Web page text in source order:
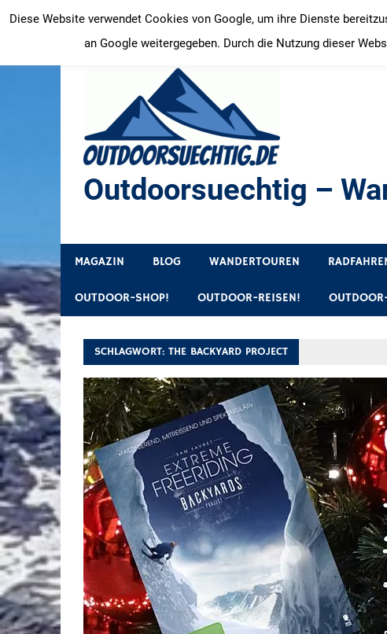
Inhalt
springen
Outdoorsuechtig –
MAGAZIN BLOG WANDERTOUREN
OUTDOOR-SHOP! OUTDOOR-REISEN!
SCHLAGWORT: THE BACKYARD PROJECT
Diese Website verwendet Cookies von Google, um ihre Dienste
an Google weitergegeben. Durch die Nutzung dieser